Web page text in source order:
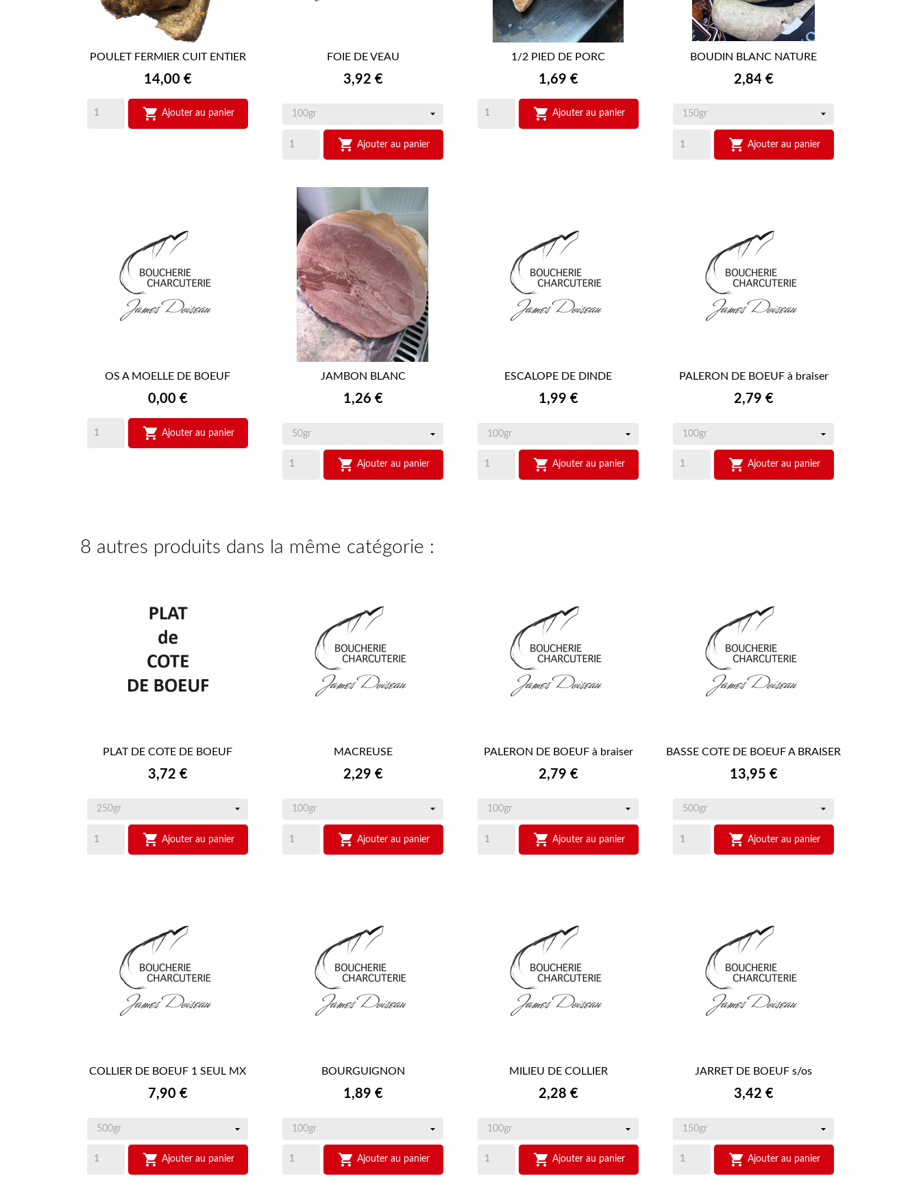
APERÇU RAPIDE
POULET FERMIER CUIT ENTIER
Prix
14,00 €
 Ajouter au panier
APERÇU RAPIDE
FOIE DE VEAU
Prix
3,92 €
 Ajouter au panier
APERÇU RAPIDE
1/2 PIED DE PORC
Prix
1,69 €
 Ajouter au panier
APERÇU RAPIDE
BOUDIN BLANC NATURE
Prix
2,84 €
 Ajouter au panier
APERÇU RAPIDE
OS A MOELLE DE BOEUF
Prix
0,00 €
 Ajouter au panier
APERÇU RAPIDE
JAMBON BLANC
Prix
1,26 €
 Ajouter au panier
APERÇU RAPIDE
ESCALOPE DE DINDE
Prix
1,99 €
 Ajouter au panier
APERÇU RAPIDE
PALERON DE BOEUF à braiser
Prix
2,79 €
 Ajouter au panier
8 autres produits dans la même catégorie :
APERÇU RAPIDE
PLAT DE COTE DE BOEUF
Prix
3,72 €
 Ajouter au panier
APERÇU RAPIDE
MACREUSE
Prix
2,29 €
 Ajouter au panier
APERÇU RAPIDE
PALERON DE BOEUF à braiser
Prix
2,79 €
 Ajouter au panier
APERÇU RAPIDE
BASSE COTE DE BOEUF A BRAISER
Prix
13,95 €
 Ajouter au panier
APERÇU RAPIDE
COLLIER DE BOEUF 1 SEUL MX
Prix
7,90 €
 Ajouter au panier
APERÇU RAPIDE
BOURGUIGNON
Prix
1,89 €
 Ajouter au panier
APERÇU RAPIDE
MILIEU DE COLLIER
Prix
2,28 €
 Ajouter au panier
APERÇU RAPIDE
JARRET DE BOEUF s/os
Prix
3,42 €
 Ajouter au panier